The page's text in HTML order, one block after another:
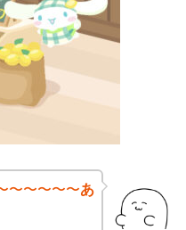
〜〜〜〜〜あ